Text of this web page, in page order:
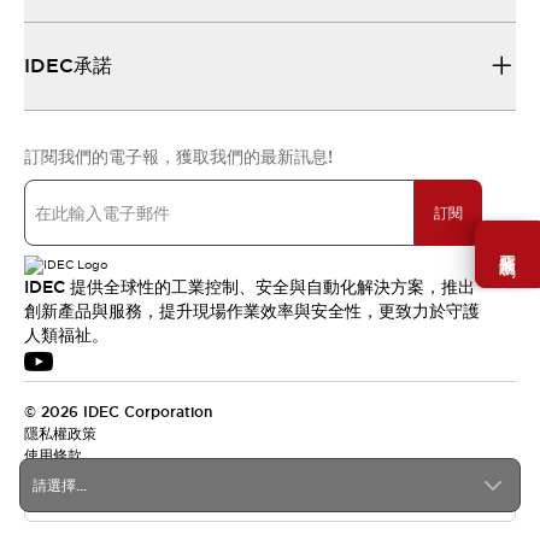
需要幫助嗎？
請選擇...
IDEC承諾
訂閱我們的電子報，獲取我們的最新訊息!
訂閱
IDEC 提供全球性的工業控制、安全與自動化解決方案，推出
創新產品與服務，提升現場作業效率與安全性，更致力於守護
人類福祉。
© 2026 IDEC Corporation
隱私權政策
使用條款
台灣